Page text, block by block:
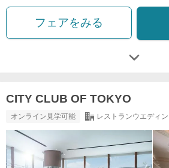
フェアをみる
CITY CLUB OF TOKYO
オンライン見学可能 レストランウエディ